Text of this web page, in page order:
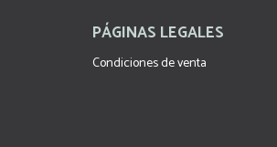
PÁGINAS LEGALES
Condiciones de venta